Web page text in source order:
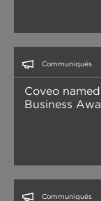
Communiqués
Coveo
Business
Communiqués